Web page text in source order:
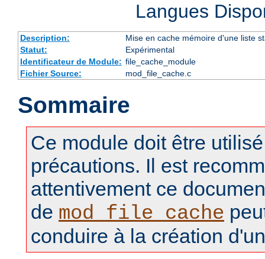
Langues
Description:
Mise en cache mémoire d'une liste
Statut:
Expérimental
Identificateur de Module: file_cache_module
Fichier Source:
mod_file_cache.c
Sommaire
Ce module doit être
précautions. Il est
attentivement ce
de mod_file_cache
conduire à la création